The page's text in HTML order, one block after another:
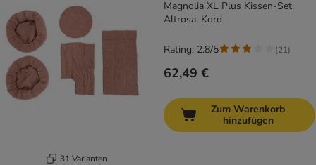
31 Varianten
Magnolia XL Plus Kissen-Set:
Altrosa, Kord
62,49 €
Rating: 2.8/5 (21)
Zum Warenkorb
hinzufügen